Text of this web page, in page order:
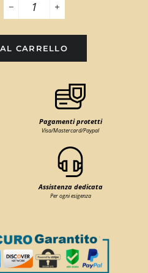
−
+
CARRELLO
Pagamenti protetti
Visa/Mastercard/Paypal
Assistenza dedicata
Per ogni esigenza